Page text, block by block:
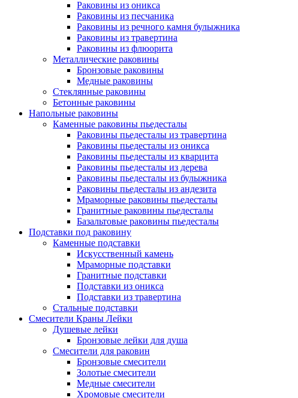
Раковины из оникса
Раковины из песчаника
Раковины из речного камня булыжника
Раковины из травертина
Раковины из флюорита
Металлические раковины
Бронзовые раковины
Медные раковины
Стеклянные раковины
Бетонные раковины
Напольные раковины
Каменные раковины пьедесталы
Раковины пьедесталы из травертина
Раковины пьедесталы из оникса
Раковины пьедесталы из кварцита
Раковины пьедесталы из дерева
Раковины пьедесталы из булыжника
Раковины пьедесталы из андезита
Мраморные раковины пьедесталы
Гранитные раковины пьедесталы
Базальтовые раковины пьедесталы
Подставки под раковину
Каменные подставки
Искусственный камень
Мраморные подставки
Гранитные подставки
Подставки из оникса
Подставки из травертина
Стальные подставки
Смесители Краны Лейки
Душевые лейки
Бронзовые лейки для душа
Смесители для раковин
Бронзовые смесители
Золотые смесители
Медные смесители
Хромовые смесители